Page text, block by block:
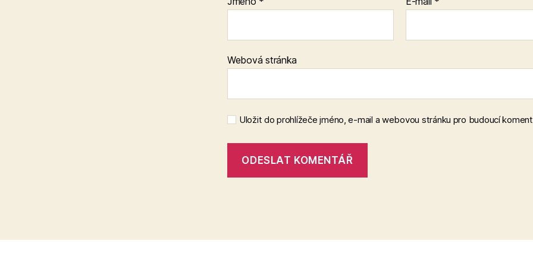
Webová stránka
Uložit do prohlížeče jméno, e-mail a webovou stránku pro budoucí